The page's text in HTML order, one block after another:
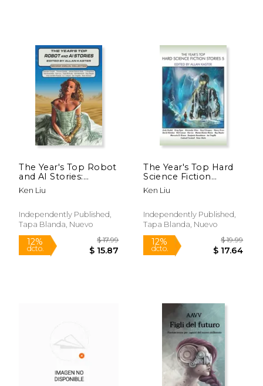
dcto. $ 14.95 dcto.
The Year's Top Robot
and AI Stories:
Second Annual
Collection (en Inglés)
Ken Liu
Independently Published,
Tapa Blanda, Nuevo
The Year's Top Hard
Science Fiction
Stories 5 (en Inglés)
Ken Liu
Independently Published,
Tapa Blanda, Nuevo